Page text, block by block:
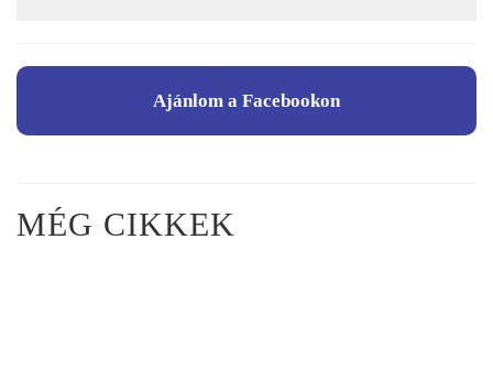
Ajánlom a Facebookon
MÉG CIKKEK